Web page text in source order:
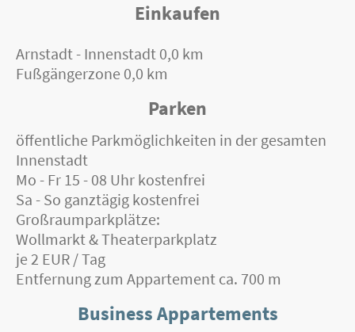
Einkaufen
Arnstadt - Innenstadt 0,0 km
Fußgängerzone 0,0 km
Parken
öffentliche Parkmöglichkeiten in der gesamten
Innenstadt
Mo - Fr 15 - 08 Uhr kostenfrei
Sa - So ganztägig kostenfrei
Großraumparkplätze:
Wollmarkt & Theaterparkplatz
je 2 EUR / Tag
Entfernung zum Appartement ca. 700 m
Business Appartements